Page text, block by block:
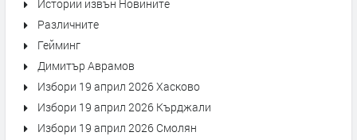
Истории извън Новините
Различните
Гейминг
Димитър Аврамов
Избори 19 април 2026 Хасково
Избори 19 април 2026 Кърджали
Избори 19 април 2026 Смолян